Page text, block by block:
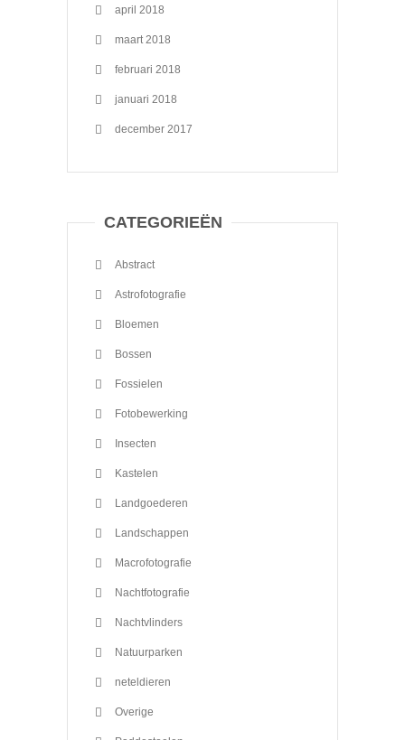
april 2018
maart 2018
februari 2018
januari 2018
december 2017
CATEGORIEËN
Abstract
Astrofotografie
Bloemen
Bossen
Fossielen
Fotobewerking
Insecten
Kastelen
Landgoederen
Landschappen
Macrofotografie
Nachtfotografie
Nachtvlinders
Natuurparken
neteldieren
Overige